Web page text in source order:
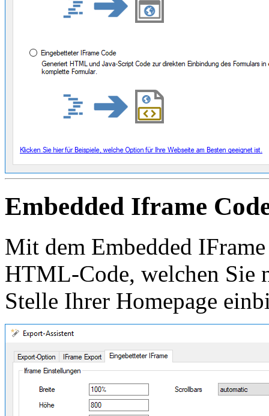
Embedded Iframe
Mit dem Embedded
HTML-Code, welchen Sie
Stelle Ihrer Homepage